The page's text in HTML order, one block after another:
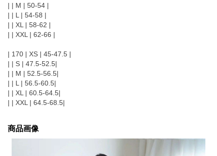
| | M | 50-54 |
| | L | 54-58 |
| | XL | 58-62 |
| | XXL | 62-66 |
| 170 | XS | 45-47.5 |
| | S | 47.5-52.5|
| | M | 52.5-56.5|
| | L | 56.5-60.5|
| | XL | 60.5-64.5|
| | XXL | 64.5-68.5|
商品画像